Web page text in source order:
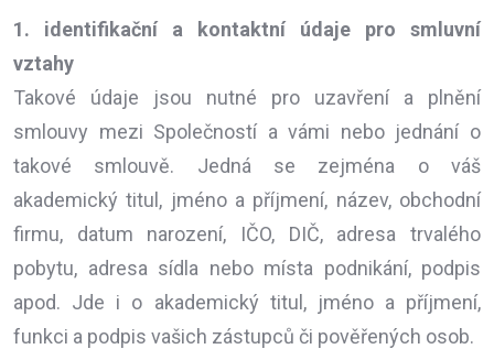
1. identifikační a kontaktní údaje pro smluvní
vztahy
Takové údaje jsou nutné pro uzavření a plnění
smlouvy mezi Společností a vámi nebo jednání o
takové smlouvě. Jedná se zejména o váš
akademický titul, jméno a příjmení, název, obchodní
firmu, datum narození, IČO, DIČ, adresa trvalého
pobytu, adresa sídla nebo místa podnikání, podpis
apod. Jde i o akademický titul, jméno a příjmení,
funkci a podpis vašich zástupců či pověřených osob.